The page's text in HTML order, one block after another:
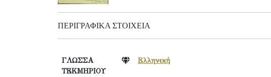
ΠΕΡΙΓΡΑΦΙΚΆ ΣΤΟΙΧΕΊΑ
ΓΛΩΣΣΑ
ΤΕΚΜΗΡΙΟΥ
Ελληνική